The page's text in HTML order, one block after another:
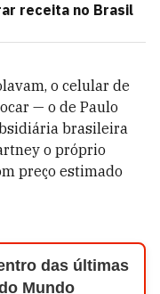
receita no Brasil
o celular de
— o de Paulo
brasileira
o próprio
preço estimado
das últimas
Mundo